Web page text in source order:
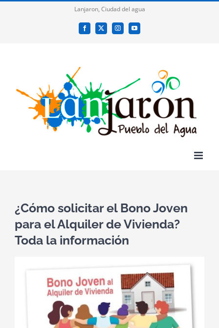
Lanjaron, Ciudad del agua
Facebook
X InstagramYouTube
¿Cómo solicitar el Bono Joven
para el Alquiler de Vivienda?
Toda la información